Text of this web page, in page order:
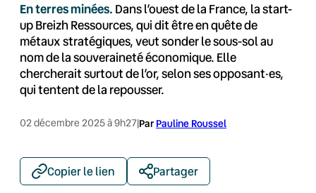
En terres minées. Dans l’ouest de la France, la start-
up Breizh Ressources, qui dit être en quête de
métaux stratégiques, veut sonder le sous-sol au
nom de la souveraineté économique. Elle
chercherait surtout de l’or, selon ses opposant·es,
qui tentent de la repousser.
02 décembre 2025 à 9h27|Par Pauline Roussel
Copier le lien Partager